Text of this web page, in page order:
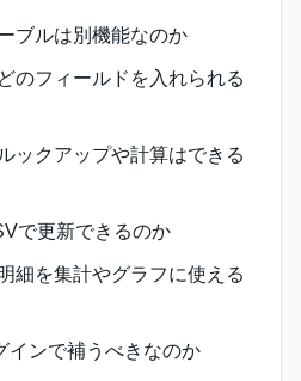
ブルは別機能なのか
のフィールドを入れられる
ックアップや計算はできる
で更新できるのか
細を集計やグラフに使える
インで補うべきなのか